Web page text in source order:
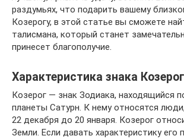
раздумьях, что подарить вашему
Козерогу, в этой статье вы сможете
талисмана, который станет
принесет благополучие.
Характеристика знака Козерог
Козерог — знак Зодиака, находящийся
планеты Сатурн. К нему относятся
22 декабря до 20 января. Козерог
Земли. Если давать характеристику его